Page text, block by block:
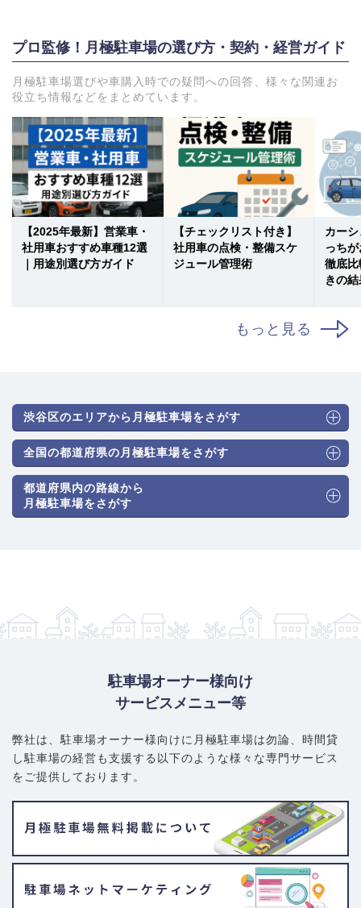
プロ監修！月極駐車場の選び方・契約・経営ガイド
月極駐車場選びや車購入時での疑問への回答、様々な関連お
役立ち情報などをまとめています。
【2025年最新】営業車・
社用車おすすめ車種12選
｜用途別選び方ガイド
【チェックリスト付き】
社用車の点検・整備スケ
ジュール管理術
カー
っち
徹底
きの
もっと見る
渋谷区のエリアから月極駐車場をさがす
全国の都道府県の月極駐車場をさがす
都道府県内の路線から
月極駐車場をさがす
駐車場オーナー様向け
サービスメニュー等
弊社は、駐車場オーナー様向けに月極駐車場は勿論、 時間貸
し駐車場の経営も支援する以下のような様々な専門サービス
をご提供しております。